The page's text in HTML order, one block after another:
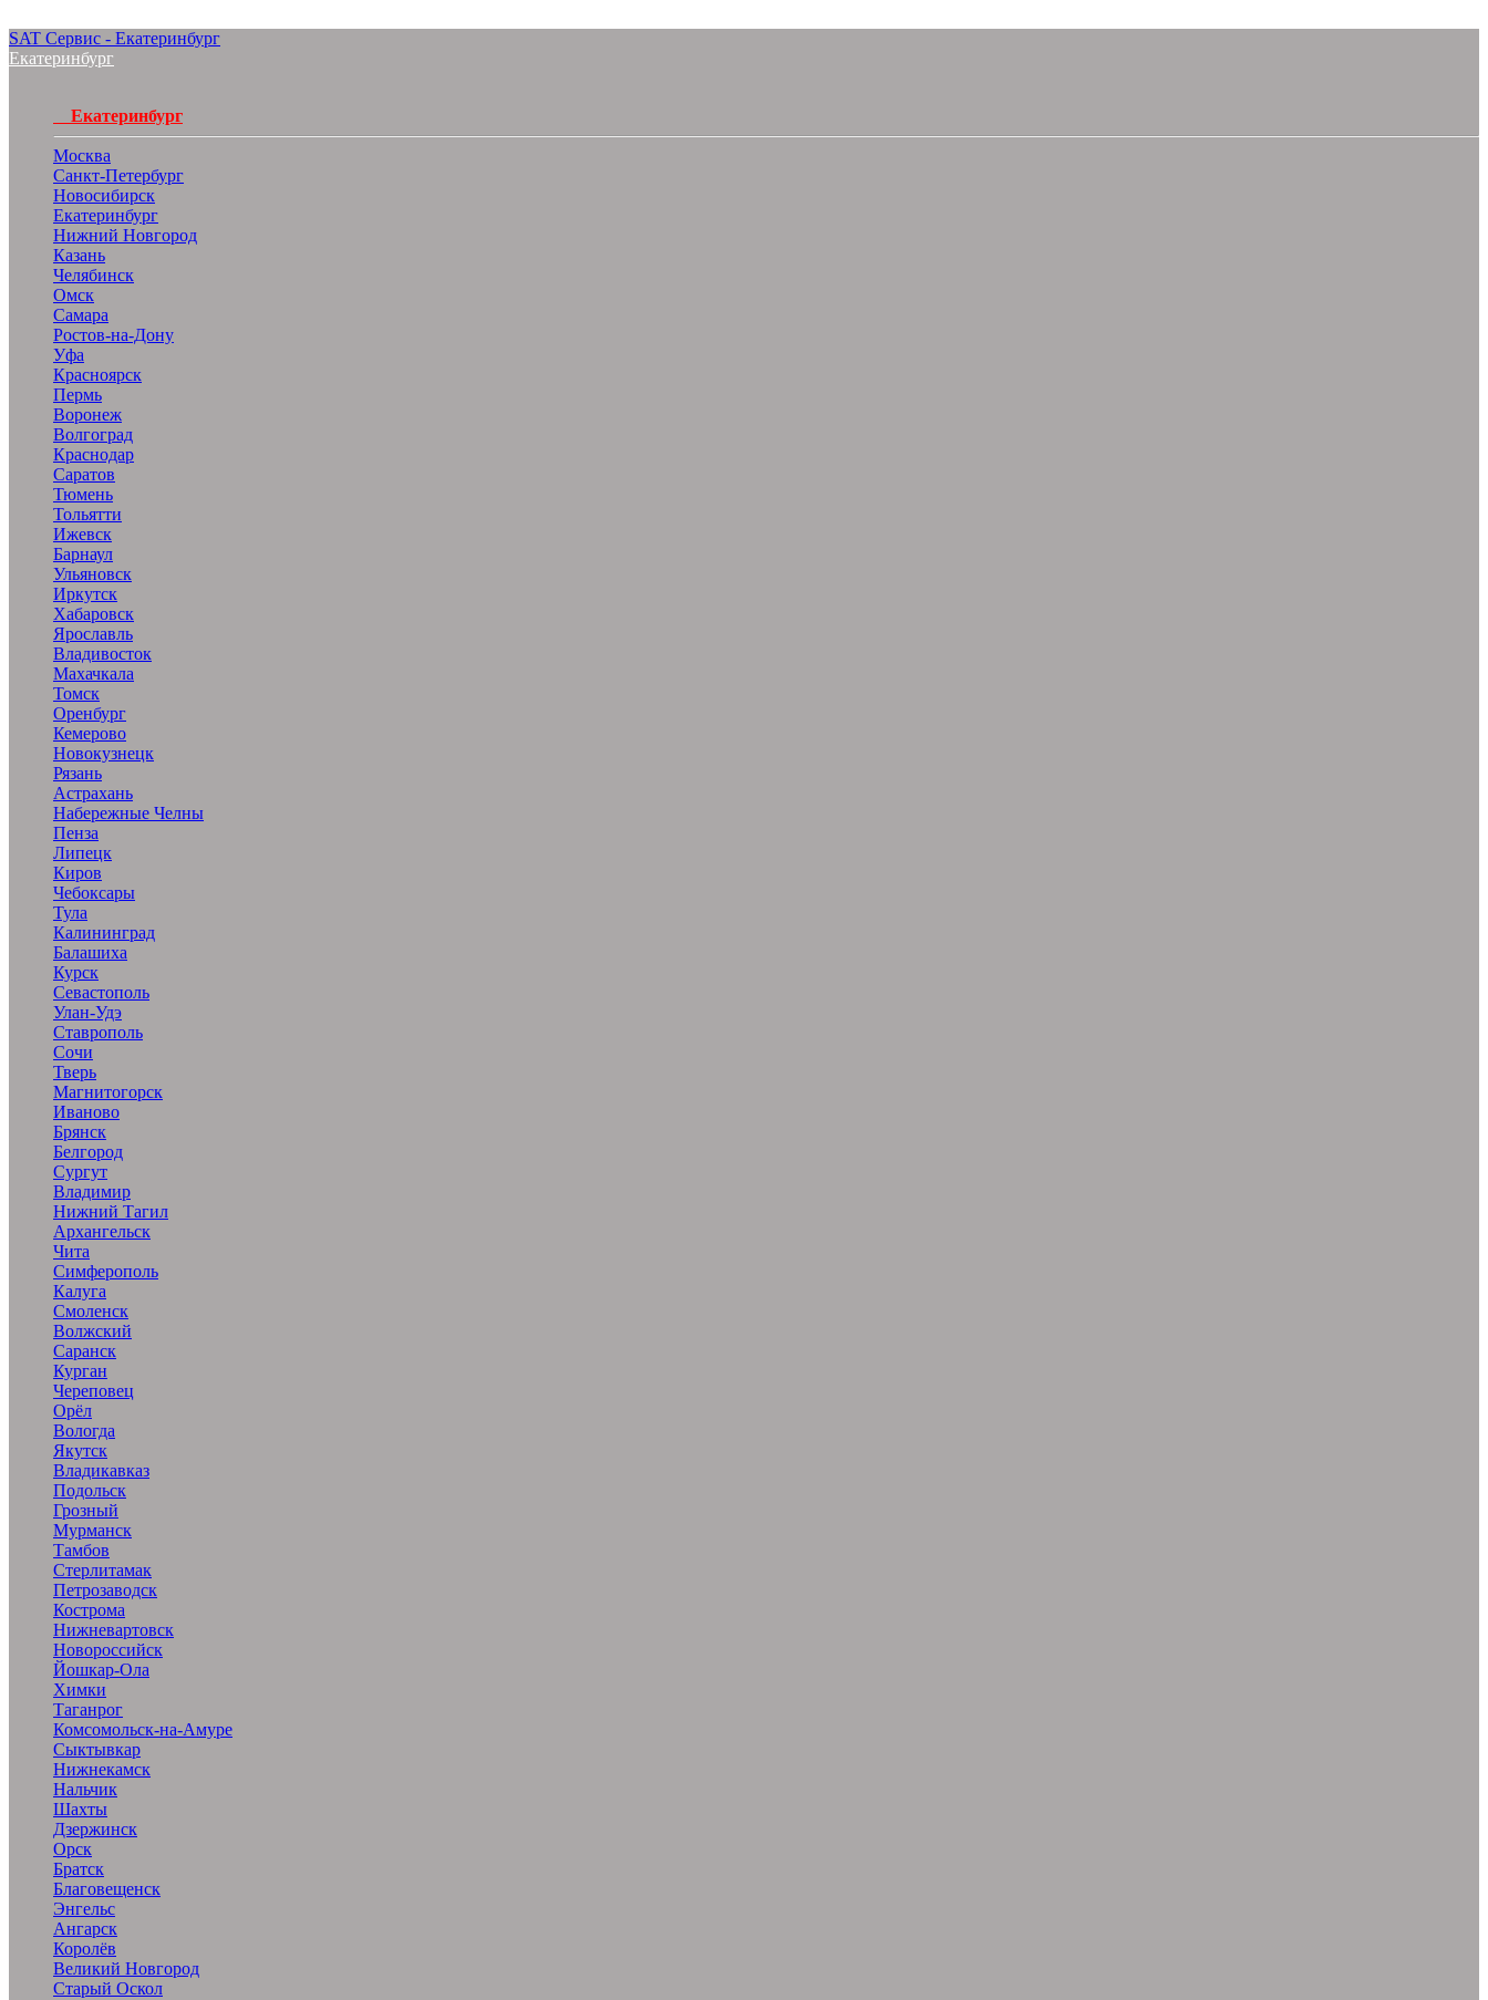
SAT Сервис - Екатеринбург
Екатеринбург
Екатеринбург
Москва
Санкт-Петербург
Новосибирск
Екатеринбург
Нижний Новгород
Казань
Челябинск
Омск
Самара
Ростов-на-Дону
Уфа
Красноярск
Пермь
Воронеж
Волгоград
Краснодар
Саратов
Тюмень
Тольятти
Ижевск
Барнаул
Ульяновск
Иркутск
Хабаровск
Ярославль
Владивосток
Махачкала
Томск
Оренбург
Кемерово
Новокузнецк
Рязань
Астрахань
Набережные Челны
Пенза
Липецк
Киров
Чебоксары
Тула
Калининград
Балашиха
Курск
Севастополь
Улан-Удэ
Ставрополь
Сочи
Тверь
Магнитогорск
Иваново
Брянск
Белгород
Сургут
Владимир
Нижний Тагил
Архангельск
Чита
Симферополь
Калуга
Смоленск
Волжский
Саранск
Курган
Череповец
Орёл
Вологда
Якутск
Владикавказ
Подольск
Грозный
Мурманск
Тамбов
Стерлитамак
Петрозаводск
Кострома
Нижневартовск
Новороссийск
Йошкар-Ола
Химки
Таганрог
Комсомольск-на-Амуре
Сыктывкар
Нижнекамск
Нальчик
Шахты
Дзержинск
Орск
Братск
Благовещенск
Энгельс
Ангарск
Королёв
Великий Новгород
Старый Оскол